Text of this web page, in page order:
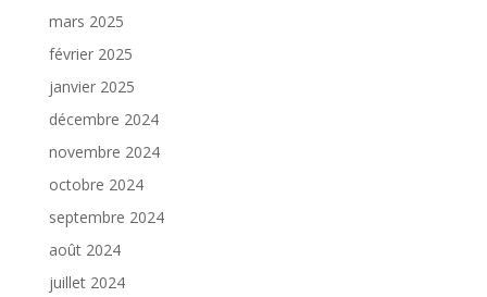
mars 2025
février 2025
janvier 2025
décembre 2024
novembre 2024
octobre 2024
septembre 2024
août 2024
juillet 2024